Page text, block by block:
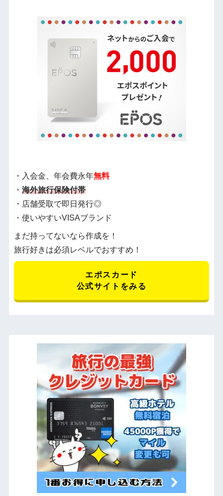
・入会金、年会費永年無料
・ 海外旅行保険付帯
・店舗受取で即日発行◎
・使いやすいVISAブランド
まだ持ってないなら作成を！
旅行好きは必須レベルでおすすめ！
エポスカード
公式サイトをみる